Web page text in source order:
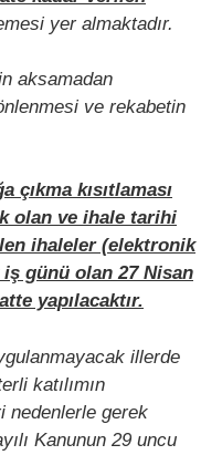
yer almaktadır.
aksamadan
ve rekabetin
çıkma kısıtlaması
olan ve ihale tarihi
ihaleler (elektronik
günü olan 27 Nisan
yapılacaktır.
illerde
katılımın
nedenlerle gerek
Kanunun 29 uncu